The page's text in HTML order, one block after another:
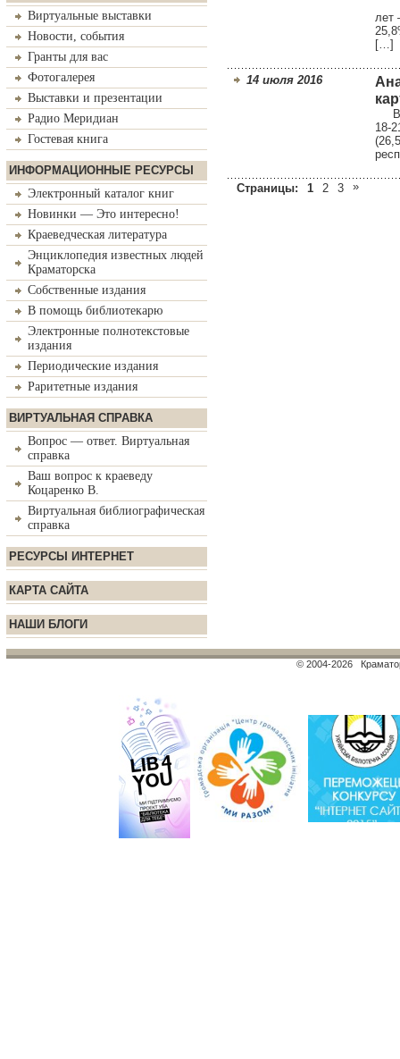
Виртуальные выставки
Новости, события
Гранты для вас
Фотогалерея
Выставки и презентации
Радио Меридиан
Гостевая книга
ИНФОРМАЦИОННЫЕ РЕСУРСЫ
Электронный каталог книг
Новинки — Это интересно!
Краеведческая литература
Энциклопедия известных людей
Краматорска
Собственные издания
В помощь библиотекарю
Электронные полнотекстовые
издания
Периодические издания
Раритетные издания
ВИРТУАЛЬНАЯ СПРАВКА
Вопрос — ответ. Виртуальная
справка
Ваш вопрос к краеведу
Коцаренко В.
Виртуальная библиографическая
справка
РЕСУРСЫ ИНТЕРНЕТ
КАРТА САЙТА
НАШИ БЛОГИ
лет
[…]
14 июля 2016
В
18-
Страницы: 1 2 3 »
© 2004-2026